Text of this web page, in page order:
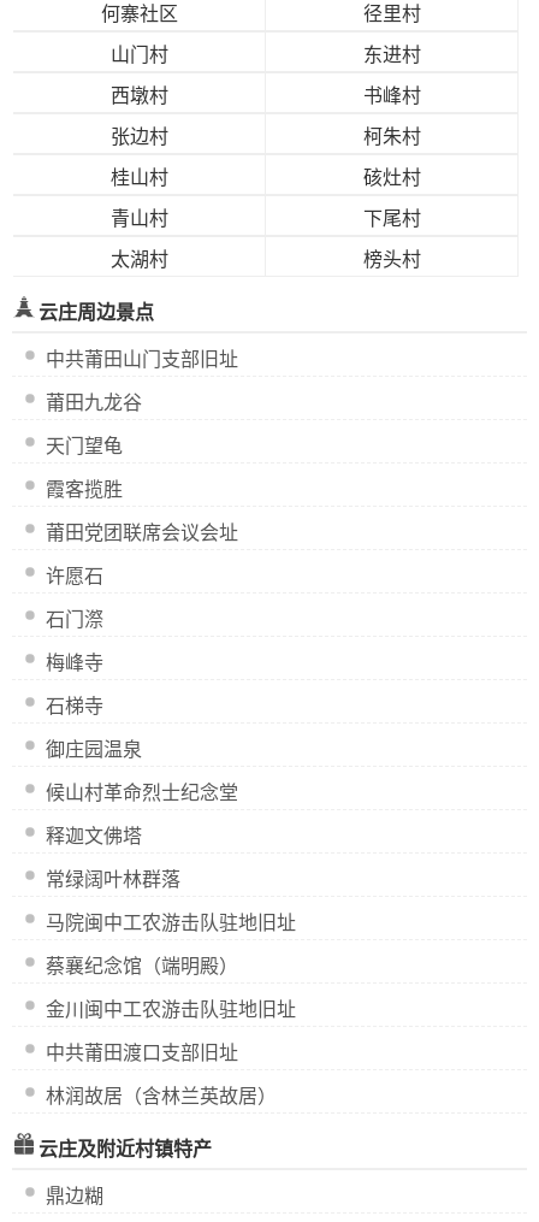
何寨社区
径里村
山门村
东进村
西墩村
书峰村
张边村
柯朱村
桂山村
硋灶村
青山村
下尾村
太湖村
榜头村
云庄周边景点
中共莆田山门支部旧址
莆田九龙谷
天门望龟
霞客揽胜
莆田党团联席会议会址
许愿石
石门漈
梅峰寺
石梯寺
御庄园温泉
候山村革命烈士纪念堂
释迦文佛塔
常绿阔叶林群落
马院闽中工农游击队驻地旧址
蔡襄纪念馆（端明殿）
金川闽中工农游击队驻地旧址
中共莆田渡口支部旧址
林润故居（含林兰英故居）
云庄及附近村镇特产
鼎边糊